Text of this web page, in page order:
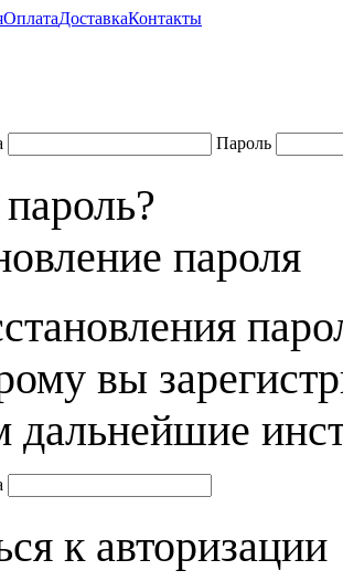
ОплатаДоставкаКонтакты
Пароль
пароля
вы
к авторизации